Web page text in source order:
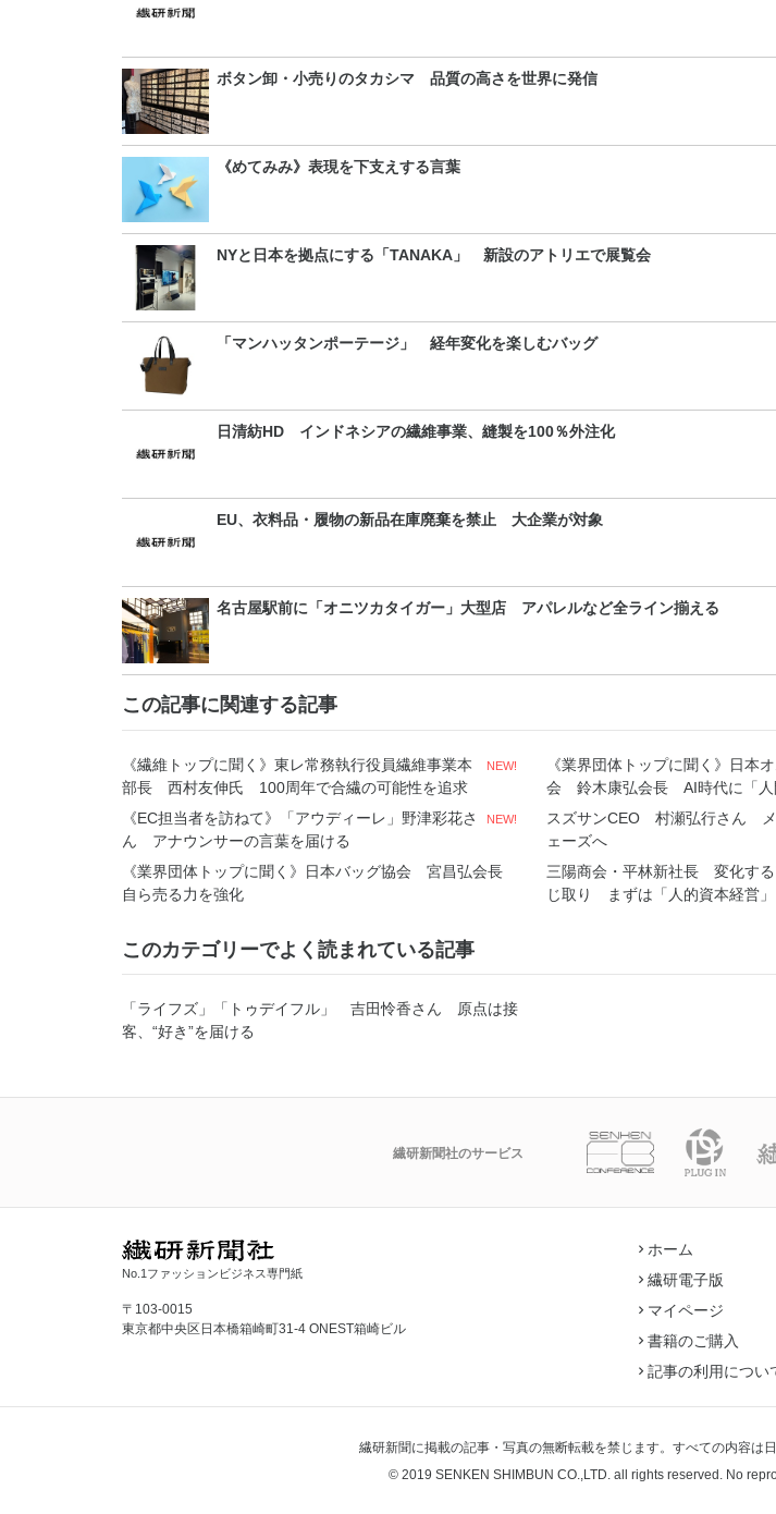
ボタン卸・小売りのタカシマ 品質の高さを世界に発信
《めてみみ》表現を下支えする言葉
NYと日本を拠点にする「TANAKA」 新設のアトリエで展覧会
「マンハッタンポーテージ」 経年変化を楽しむバッグ
日清紡HD インドネシアの繊維事業、縫製を100％外注化
EU、衣料品・履物の新品在庫廃棄を禁止 大企業が対象
名古屋駅前に「オニツカタイガー」大型店 アパレルなど全ライン揃える
この記事に関連する記事
《繊維トップに聞く》東レ常務執行役員繊維事業本
部長 西村友伸氏 100周年で合繊の可能性を追求
NEW!
《業界団体トップに聞く》日本
会 鈴木康弘会長 AI時代に「人
《EC担当者を訪ねて》「アウディーレ」野津彩花さ
ん アナウンサーの言葉を届ける
NEW!
スズサンCEO 村瀬弘行さん メ
ェーズへ
《業界団体トップに聞く》日本バッグ協会 宮昌弘会長
自ら売る力を強化
三陽商会・平林新社長 変化す
じ取り まずは「人的資本経営」
このカテゴリーでよく読まれている記事
「ライフズ」「トゥデイフル」 吉田怜香さん 原点は接
客、“好き”を届ける
繊研新聞社のサービス
No.1ファッションビジネス専門紙
〒103-0015
東京都中央区日本橋箱崎町31-4 ONEST箱崎ビル
ホーム
繊研電子版
マイページ
書籍のご購入
記事の利用につい
繊研新聞に掲載の記事・写真の無断転載を禁じます。すべての内容は
© 2019 SENKEN SHIMBUN CO.,LTD. all rights reserved. No